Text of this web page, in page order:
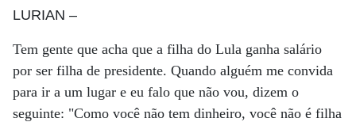
LURIAN –
Tem gente que acha que a filha do Lula ganha salário
por ser filha de presidente. Quando alguém me convida
para ir a um lugar e eu falo que não vou, dizem o
seguinte: "Como você não tem dinheiro, você não é filha